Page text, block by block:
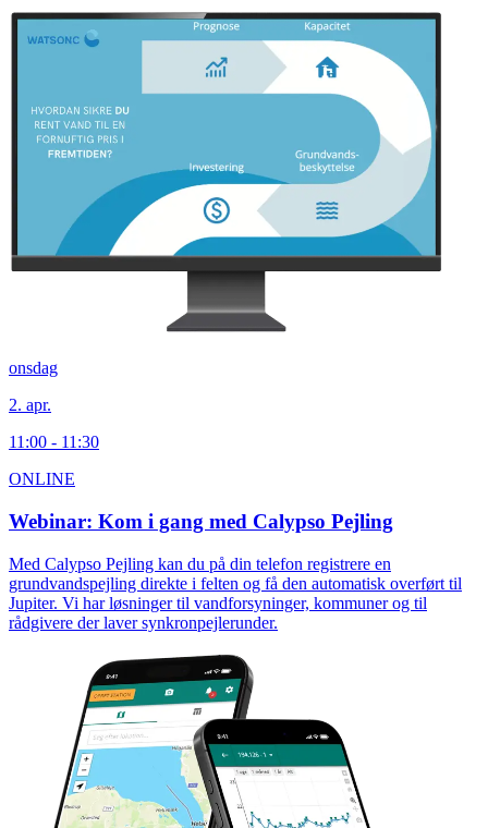
onsdag
2. apr.
11:00 - 11:30
ONLINE
Webinar: Kom i gang med Calypso Pejling
Med Calypso Pejling kan du på din telefon registrere en
grundvandspejling direkte i felten og få den automatisk overført til
Jupiter. Vi har løsninger til vandforsyninger, kommuner og til
rådgivere der laver synkronpejlerunder.